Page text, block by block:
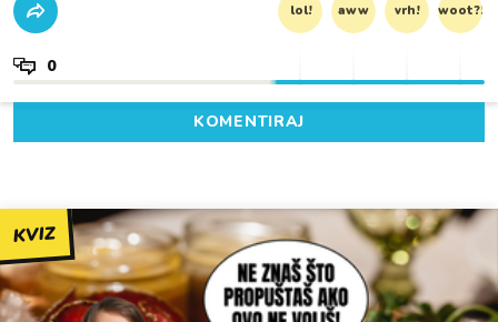
lol! aww vrh! woot?!
0
KOMENTIRAJ
KVIZ